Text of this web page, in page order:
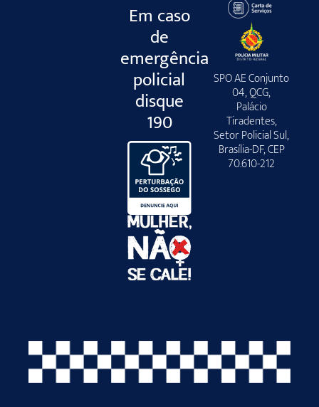
Em caso
de
emergência
policial
disque
190
SPO AE Conjunto
04, QCG,
Palácio
Tiradentes,
Setor Policial Sul,
Brasília-DF, CEP
70.610-212